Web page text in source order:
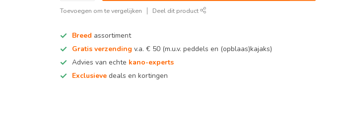
Toevoegen om te vergelijken Deel dit product
Breed assortiment
Gratis verzending v.a. € 50 (m.u.v. peddels en (opblaas)kajaks)
Advies van echte kano-experts
Exclusieve deals en kortingen